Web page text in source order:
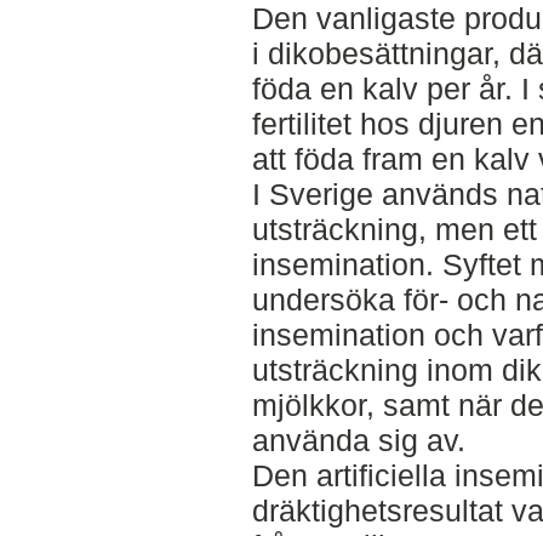
Den vanligaste
i dikobesättningar,
föda en kalv per år. I
fertilitet hos djuren
att föda fram en kalv
I Sverige används
utsträckning, men
insemination. Syftet
undersöka för- och
insemination och
utsträckning inom
mjölkkor, samt när
använda sig av.
Den artificiella
dräktighetsresultat